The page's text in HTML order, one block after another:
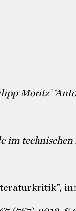
Moritz’
im
in: